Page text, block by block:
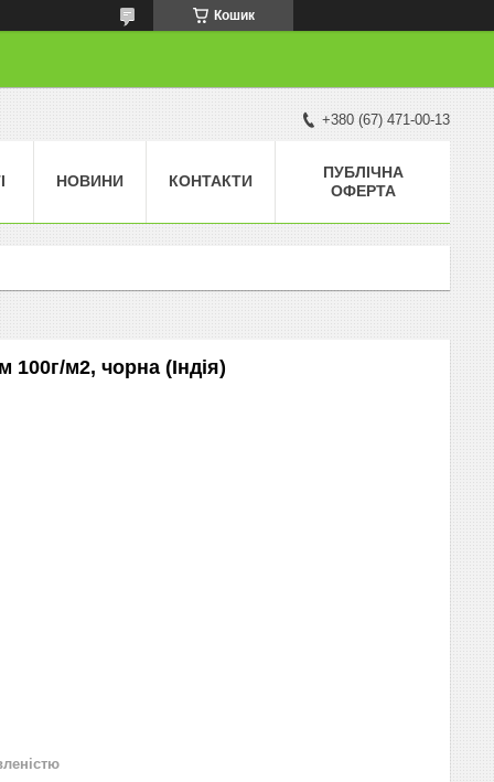
Кошик
+380 (67) 471-00-13
НОВИНИ КОНТАКТИ
ПУБЛІЧНА
ОФЕРТА
100г/м2, чорна (Індія)